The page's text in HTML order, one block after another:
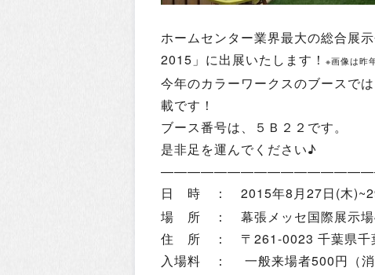
ホームセンター業界最大の総合展
2015」に出展いたします！ ※画像は昨
今年のカラーワークスのブースで
載です！
ブース番号は、５Ｂ２２です。
是非足を運んでください♪
日 時 ： 2015年8月27日(木)~29
場 所 ： 幕張メッセ国際展示場
住 所 ： 〒261-0023 千葉県千
入場料 ： 一般来場者500円（消